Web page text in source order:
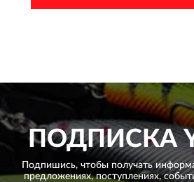
ПОДПИСКА
Подпишись, чтобы получать
предложениях,поступлениях,